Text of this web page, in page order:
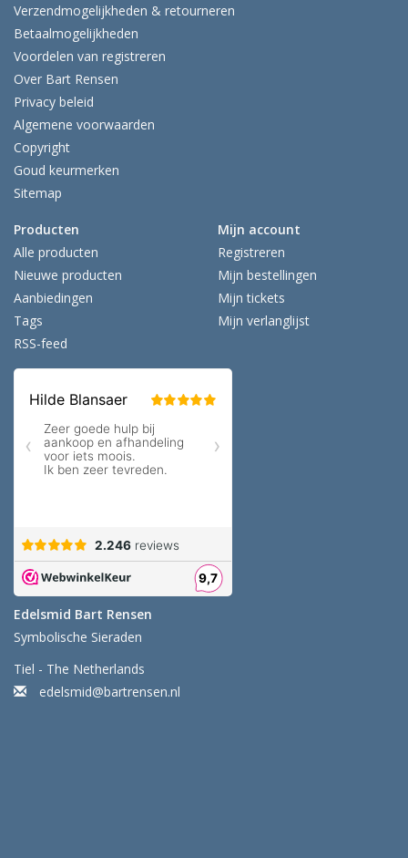
Verzendmogelijkheden & retourneren
Betaalmogelijkheden
Voordelen van registreren
Over Bart Rensen
Privacy beleid
Algemene voorwaarden
Copyright
Goud keurmerken
Sitemap
Producten
Alle producten
Nieuwe producten
Aanbiedingen
Tags
RSS-feed
Mijn account
Registreren
Mijn bestellingen
Mijn tickets
Mijn verlanglijst
Edelsmid Bart Rensen
Symbolische Sieraden
Tiel - The Netherlands
edelsmid@bartrensen.nl